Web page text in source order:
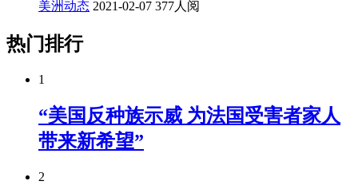
美洲动态 2021-02-07 377人阅
热门排行
1
“美国反种族示威 为法国受害者家人
带来新希望”
2